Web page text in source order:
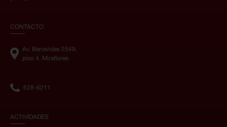
CONTACTO
Av. Benavides 2549,
piso 4. Miraflores
628-6211
ACTIVIDADES